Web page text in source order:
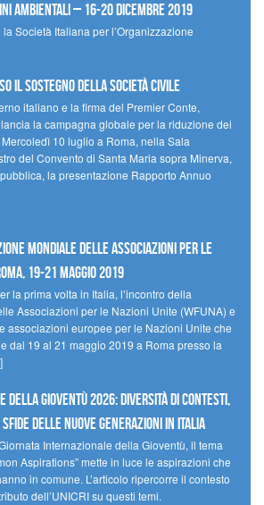
Ambientali – 16-20 Dicembre 2019
Società Italiana per l’Organizzazione
il sostegno della società civile
italiano e la firma del Premier Conte,
la campagna globale per la riduzione dei
10 luglio a Roma, nella Sala
del Convento di Santa Maria sopra Minerva,
la presentazione Rapporto Annuo
Mondiale delle Associazioni per le
19-21 maggio 2019
la prima volta in Italia, l’incontro della
Associazioni per le Nazioni Unite (WFUNA) e
associazioni europee per le Nazioni Unite che
dal 19 al 21 maggio 2019 a Roma presso la
DELLA GIOVENTÙ 2026: DIVERSITÀ DI CONTESTI,
DELLE NUOVE GENERAZIONI IN ITALIA
Internazionale della Gioventù, il tema
Aspirations” mette in luce le aspirazioni che
in comune. L’articolo ripercorre il contesto
dell’UNICRI su questi temi.